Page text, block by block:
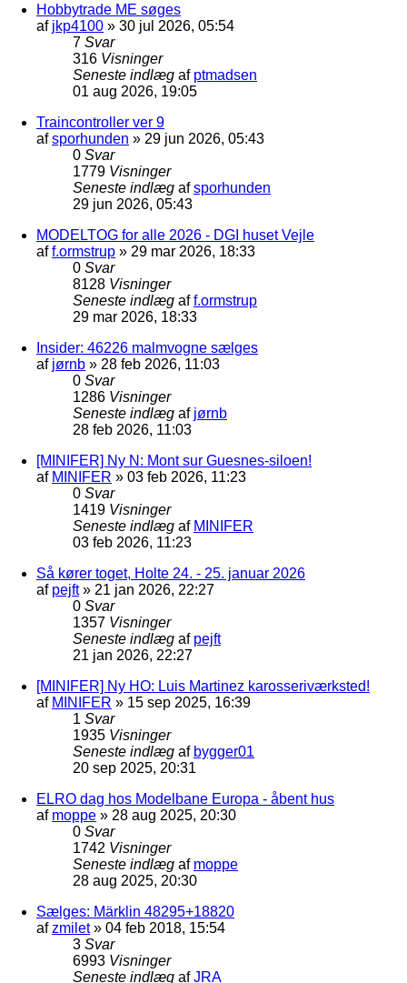
Hobbytrade ME søges
af jkp4100 » 30 jul 2026, 05:54
7 Svar
316 Visninger
Seneste indlæg af ptmadsen
01 aug 2026, 19:05
Traincontroller ver 9
afsporhunden » 29 jun 2026, 05:43
0 Svar
1779 Visninger
Seneste indlæg afsporhunden
29 jun 2026, 05:43
MODELTOG for alle 2026 - DGI huset Vejle
aff.ormstrup » 29 mar 2026, 18:33
0 Svar
8128 Visninger
Seneste indlæg aff.ormstrup
29 mar 2026, 18:33
Insider: 46226 malmvogne sælges
af jørnb » 28 feb 2026, 11:03
0 Svar
1286 Visninger
Seneste indlæg af jørnb
28 feb 2026, 11:03
[MINIFER] Ny N: Mont sur Guesnes-siloen!
af MINIFER » 03 feb 2026, 11:23
0 Svar
1419 Visninger
Seneste indlæg af MINIFER
03 feb 2026, 11:23
Så kører toget, Holte 24. - 25. januar 2026
af pejft» 21 jan 2026, 22:27
0 Svar
1357 Visninger
Seneste indlæg af pejft
21 jan 2026, 22:27
[MINIFER] Ny HO: Luis Martinez karosseriværksted!
af MINIFER » 15 sep 2025, 16:39
1 Svar
1935 Visninger
Seneste indlæg af bygger01
20 sep 2025, 20:31
ELRO dag hos Modelbane Europa - åbent hus
af moppe » 28 aug 2025, 20:30
0 Svar
1742 Visninger
Seneste indlæg af moppe
28 aug 2025, 20:30
Sælges: Märklin 48295+18820
afzmilet» 04 feb 2018, 15:54
3 Svar
6993 Visninger
Seneste indlæg afJRA